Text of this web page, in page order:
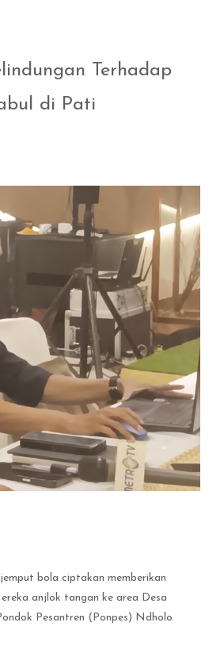
Terhadap
di Pati
bola ciptakan memberikan
anjlok tangan ke area Desa
Pesantren (Ponpes) Ndholo